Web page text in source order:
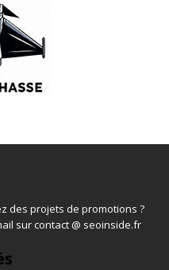
des projets de promotions ?
sur contact @ seoinside.fr